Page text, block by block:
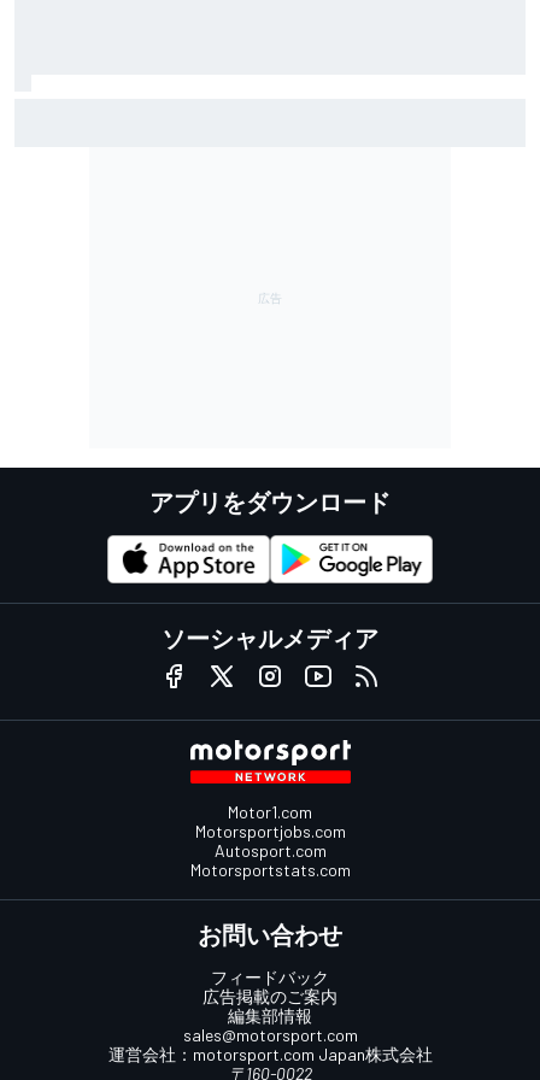
アプリをダウンロード
ソーシャルメディア
Motor1.com
Motorsportjobs.com
Autosport.com
Motorsportstats.com
お問い合わせ
フィードバック
広告掲載のご案内
編集部情報
sales@motorsport.com
運営会社： motorsport.com Japan株式会社
〒160-0022